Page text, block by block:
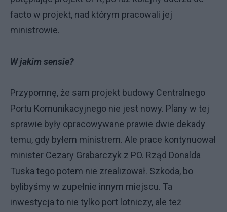
facto w projekt, nad którym pracowali jej
ministrowie.
W jakim sensie?
Przypomnę, że sam projekt budowy Centralnego
Portu Komunikacyjnego nie jest nowy. Plany w tej
sprawie były opracowywane prawie dwie dekady
temu, gdy byłem ministrem. Ale prace kontynuował
minister Cezary Grabarczyk z PO. Rząd Donalda
Tuska tego potem nie zrealizował. Szkoda, bo
bylibyśmy w zupełnie innym miejscu. Ta
inwestycja to nie tylko port lotniczy, ale też